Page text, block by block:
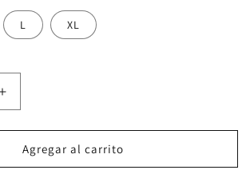
L XL
Aumentar
cantidad
para
Bikini
Bandeau
Agregar al carrito